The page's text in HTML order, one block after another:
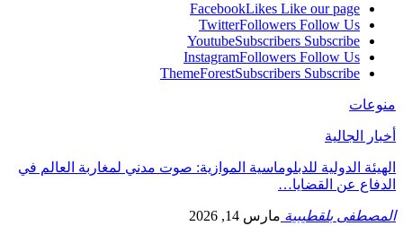
FacebookLikes Like our page
TwitterFollowers Follow Us
YoutubeSubscribers Subscribe
InstagramFollowers Follow Us
ThemeForestSubscribers Subscribe
منوعات
أخبار الجالية
الهيئة الدولية للدبلوماسية الموازية: صوت مدني لمغاربة العالم في
الدفاع عن القضايا…
المصطفى بلقطيبية مارس 14, 2026